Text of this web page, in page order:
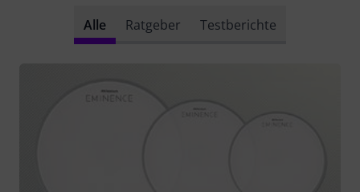
Alle Ratgeber Testberichte